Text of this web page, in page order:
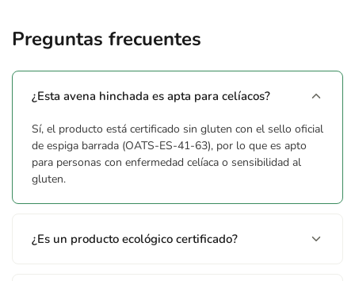
Preguntas frecuentes
¿Esta avena hinchada es apta para celíacos?
Sí, el producto está certificado sin gluten con el sello oficial
de espiga barrada (OATS-ES-41-63), por lo que es apto
para personas con enfermedad celíaca o sensibilidad al
gluten.
¿Es un producto ecológico certificado?